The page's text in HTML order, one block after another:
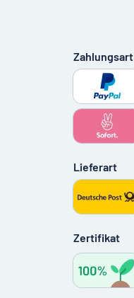
Zahlungsart
Lieferart
Zertifikat